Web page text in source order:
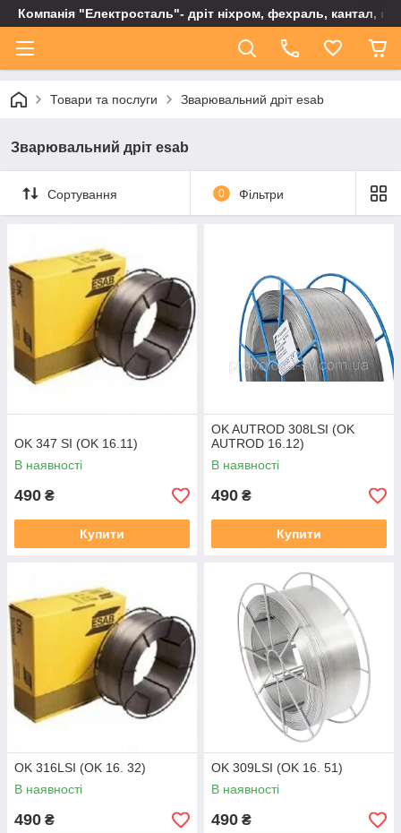
Компанія "Електросталь"- дріт ніхром, фехраль, кантал,
Товари та послуги Зварювальний дріт esab
Зварювальний дріт esab
Сортування 0 Фільтри
OK 347 SI (OK 16.11)
В наявності
490 ₴
Купити
OK AUTROD 308LSI (OK
AUTROD 16.12)
В наявності
490 ₴
Купити
OK 316LSI (OK 16. 32)
В наявності
490 ₴
OK 309LSI (OK 16. 51)
В наявності
490 ₴